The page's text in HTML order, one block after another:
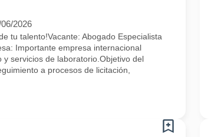
2026
tu talento!Vacante: Abogado Especialista
Importante empresa internacional
servicios de laboratorio.Objetivo del
a procesos de licitación,